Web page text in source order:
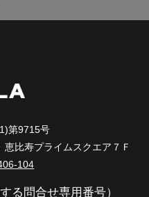
第9715号
比寿プライムスクエア７Ｆ
104
る問合せ専用番号）